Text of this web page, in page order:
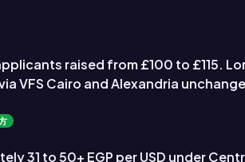
raised from £100 to £115.
VFS Cairo and Alexandria
31 to 50+ EGP per USD under